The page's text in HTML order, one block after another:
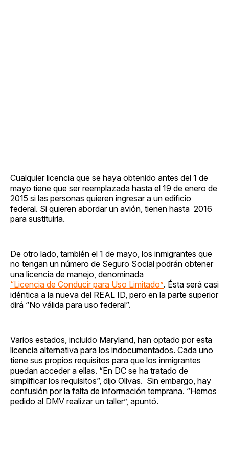
Cualquier licencia que se haya obtenido antes del 1 de
mayo tiene que ser reemplazada hasta el 19 de enero de
2015 si las personas quieren ingresar a un edificio
federal. Si quieren abordar un avión, tienen hasta 2016
para sustituirla.
De otro lado, también el 1 de mayo, los inmigrantes que
no tengan un número de Seguro Social podrán obtener
una licencia de manejo, denominada
“Licencia de Conducir para Uso Limitado”. Ésta será casi
idéntica a la nueva del REAL ID, pero en la parte superior
dirá “No válida para uso federal”.
Varios estados, incluido Maryland, han optado por esta
licencia alternativa para los indocumentados. Cada uno
tiene sus propios requisitos para que los inmigrantes
puedan acceder a ellas. “En DC se ha tratado de
simplificar los requisitos”, dijo Olivas. Sin embargo, hay
confusión por la falta de información temprana. “Hemos
pedido al DMV realizar un taller”, apuntó.